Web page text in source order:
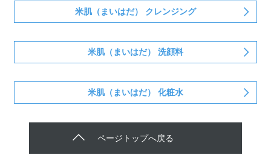
米肌（まいはだ） クレンジング
米肌（まいはだ） 洗顔料
米肌（まいはだ） 化粧水
ページトップへ戻る